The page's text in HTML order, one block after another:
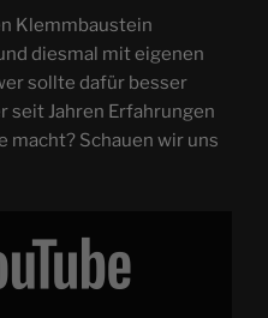
Klemmbaustein
diesmal mit eigenen
sollte dafür besser
seit Jahren Erfahrungen
macht? Schauen wir uns